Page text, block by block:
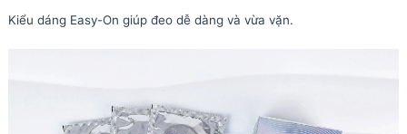
Kiểu dáng Easy-On giúp đeo dễ dàng và vừa vặn.